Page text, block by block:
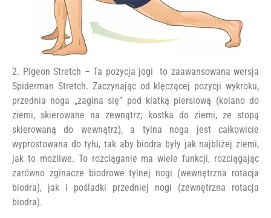
2. Pigeon Stretch – Ta pozycja jogi to zaawansowana wersja
Spiderman Stretch. Zaczynając od klęczącej pozycji wykroku,
przednia noga „zagina się” pod klatką piersiową (kolano do
ziemi, skierowane na zewnątrz; kostka do ziemi, ze stopą
skierowaną do wewnątrz), a tylna noga jest całkowicie
wyprostowana do tyłu, tak aby biodra były jak najbliżej ziemi,
jak to możliwe. To rozciąganie ma wiele funkcji, rozciągając
zarówno zginacze biodrowe tylnej nogi (wewnętrzna rotacja
biodra), jak i pośladki przedniej nogi (zewnętrzna rotacja
biodra).